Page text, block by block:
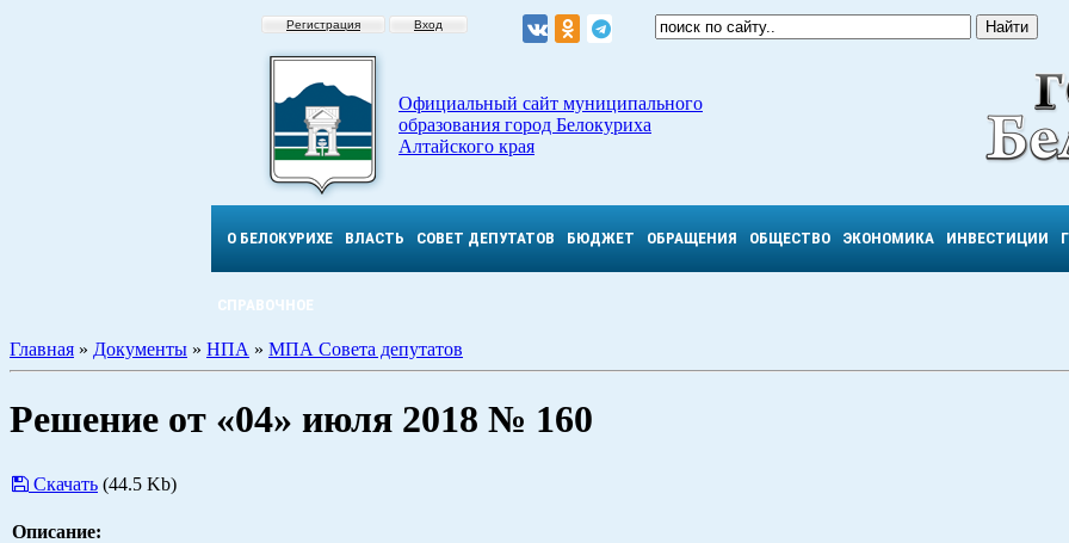
Регистрация Вход
Официальный сайт муниципального
образования город Белокуриха
Алтайского края
О БЕЛОКУРИХЕ ВЛАСТЬ СОВЕТ ДЕПУТАТОВ БЮДЖЕТ ОБРАЩЕНИЯ ОБЩЕСТВО ЭКОНОМИКА ИНВЕСТИЦИИ
СПРАВОЧНОЕ
Главная » Документы » НПА » МПА Совета депутатов
Решение от «04» июля 2018 № 160
Скачать (44.5 Kb)
Описание: